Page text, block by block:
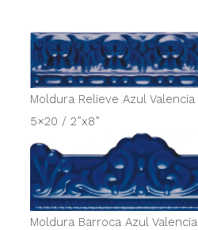
Moldura Relieve Azul Valencia
5×20 / 2”x8”
Moldura Barroca Azul Valencia